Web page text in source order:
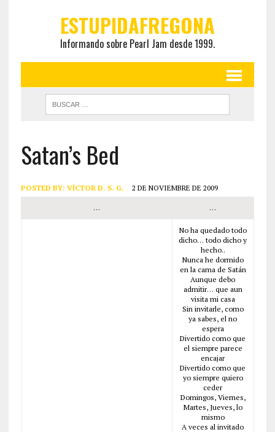
ESTUPIDAFREGONA
Informando sobre Pearl Jam desde 1999.
Satan’s Bed
POSTED BY: VÍCTOR D. S. G. 2 DE NOVIEMBRE DE 2009
… …
No ha quedado todo
dicho… todo dicho y
hecho..
Nunca he dormido
en la cama de Satán
Aunque debo
admitir… que aun
visita mi casa
Sin invitarle, como
ya sabes, el no
espera
Divertido como que
el siempre parece
encajar
Divertido como que
yo siempre quiero
ceder
Domingos, Viernes,
Martes, Jueves, lo
mismo
A veces al invitado